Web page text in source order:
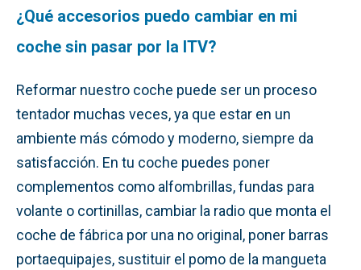
¿Qué accesorios puedo cambiar en mi
coche sin pasar por la ITV?
Reformar nuestro coche puede ser un proceso
tentador muchas veces, ya que estar en un
ambiente más cómodo y moderno, siempre da
satisfacción. En tu coche puedes poner
complementos como alfombrillas, fundas para
volante o cortinillas, cambiar la radio que monta el
coche de fábrica por una no original, poner barras
portaequipajes, sustituir el pomo de la mangueta